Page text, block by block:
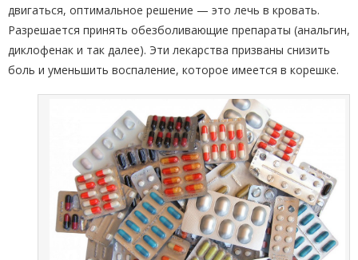
двигаться, оптимальное решение — это лечь в кровать.
Разрешается принять обезболивающие препараты (анальгин,
диклофенак и так далее). Эти лекарства призваны снизить
боль и уменьшить воспаление, которое имеется в корешке.